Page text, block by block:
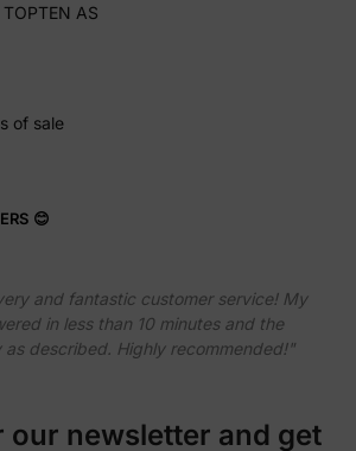
AS
of sale
😊
and fantastic customer service! My
in less than 10 minutes and the
described. Highly recommended!"
our newsletter and get